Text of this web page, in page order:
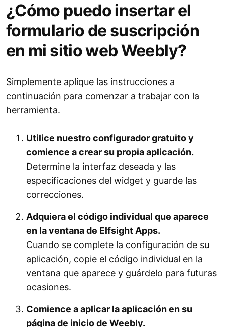
¿Cómo puedo insertar el
formulario de suscripción
en mi sitio web Weebly?
Simplemente aplique las instrucciones a
continuación para comenzar a trabajar con la
herramienta.
Utilice nuestro configurador gratuito y
comience a crear su propia aplicación.
Determine la interfaz deseada y las
especificaciones del widget y guarde las
correcciones.
Adquiera el código individual que aparece
en la ventana de Elfsight Apps.
Cuando se complete la configuración de su
aplicación, copie el código individual en la
ventana que aparece y guárdelo para futuras
ocasiones.
Comience a aplicar la aplicación en su
página de inicio de Weebly.